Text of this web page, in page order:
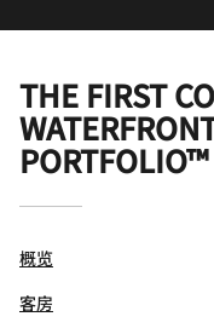
THE FIRST
概览
客房